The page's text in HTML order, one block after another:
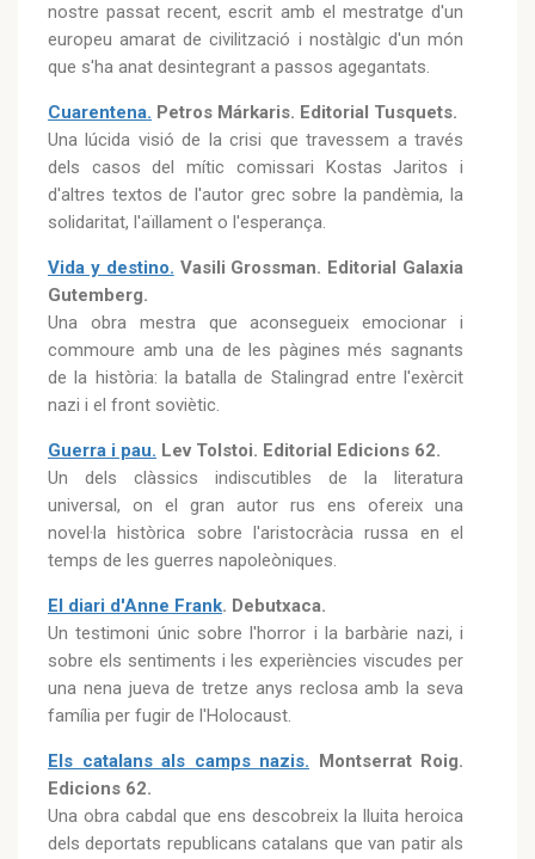
nostre passat recent, escrit amb el mestratge d'un
europeu amarat de civilització i nostàlgic d'un món
que s'ha anat desintegrant a passos agegantats.
Cuarentena. Petros Márkaris. Editorial Tusquets.
Una lúcida visió de la crisi que travessem a través
dels casos del mític comissari Kostas Jaritos i
d'altres textos de l'autor grec sobre la pandèmia, la
solidaritat, l'aïllament o l'esperança.
Vida y destino. Vasili Grossman. Editorial Galaxia
Gutemberg.
Una obra mestra que aconsegueix emocionar i
commoure amb una de les pàgines més sagnants
de la història: la batalla de Stalingrad entre l'exèrcit
nazi i el front soviètic.
Guerra i pau. Lev Tolstoi. Editorial Edicions 62.
Un dels clàssics indiscutibles de la literatura
universal, on el gran autor rus ens ofereix una
novel·la històrica sobre l'aristocràcia russa en el
temps de les guerres napoleòniques.
El diari d'Anne Frank. Debutxaca.
Un testimoni únic sobre l'horror i la barbàrie nazi, i
sobre els sentiments i les experiències viscudes per
una nena jueva de tretze anys reclosa amb la seva
família per fugir de l'Holocaust.
Els catalans als camps nazis. Montserrat Roig.
Edicions 62.
Una obra cabdal que ens descobreix la lluita heroica
dels deportats republicans catalans que van patir als